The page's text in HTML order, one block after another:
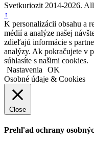
Svetkuriozit 2014-2026.
↑
K personalizácii obsahu a
médií a analýze našej
zdieľajú informácie s
analýzy. Ak pokračujete v
súhlasíte s našimi cookies.
Nastavenia
OK
Osobné údaje & Cookies
Close
Prehľad ochrany